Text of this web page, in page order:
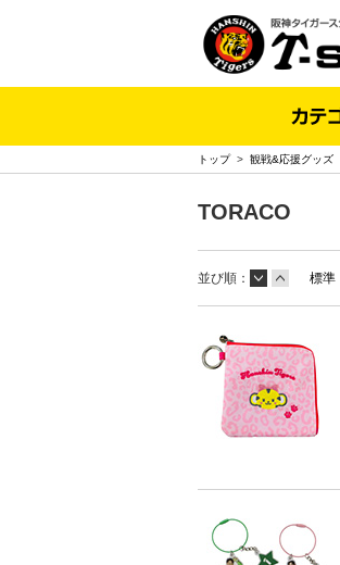
トップ> 観戦&応援グッズ
TORACO
並び順： 標準